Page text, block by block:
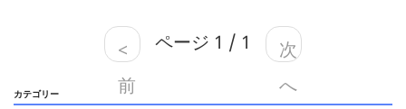
<
前
ページ 1 / 1
次
へ
カテゴリー